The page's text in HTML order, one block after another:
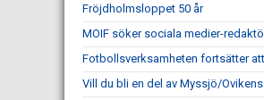
Fröjdholmsloppet 50 år
MOIF söker sociala medier-
Fotbollsverksamheten fortsätter
Vill du bli en del av Myssjö/